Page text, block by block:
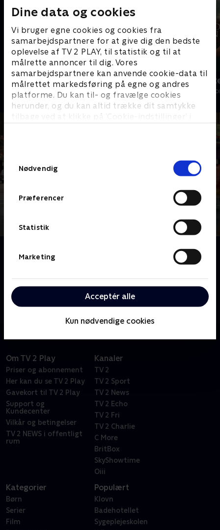
Dine data og cookies
Vi bruger egne cookies og cookies fra
samarbejdspartnere for at give dig den bedste
oplevelse af TV 2 PLAY, til statistik og til at
målrette annoncer til dig. Vores
samarbejdspartnere kan anvende cookie-data til
målrettet markedsføring på egne og andres
platforme. Du kan til- og fravælge cookies
herunder, og du kan altid trække dit samtykke
tilbage ved at klikke på ’Cookie-indstillinger’ i
Nødvendig
Præferencer
Statistik
Marketing
Acceptér alle
Kun nødvendige cookies
Normale mennesker
Drama • 1 sæsoner
Den gode
Drama • 1
En historie om en følsom og intelligent pige fra San
selvopdagelsen. Felicity Porter udforsker
spændingen og usikkerheden ved at bo i New York
City – et miljø, hvor alt er muligt, og alt kan ske.
Om TV 2 Play
Priser og abonnement
Her kan du se TV 2 Play
Gavekort til TV 2 Play
Support og
Kundecenter
Vilkår og betingelser
TV 2 NEWS i offentligt
rum
Kanaler
TV 2
TV 2 Sport
TV 2 News
TV 2 Echo
TV 2 Fri
TV 2 Charlie
C More
BritBox
SkyShowtime
Oiii
Kategorier
Børn
Serier
Film
Populært
Klovn
Badehotellet
Sygeplejeskolen